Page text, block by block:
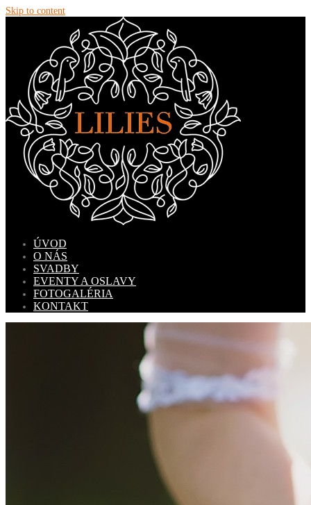
Skip to content
ÚVOD
O NÁS
SVADBY
EVENTY A OSLAVY
FOTOGALÉRIA
KONTAKT